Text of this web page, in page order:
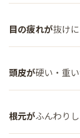
目の疲れが抜け
頭皮が硬い・重
根元がふんわり